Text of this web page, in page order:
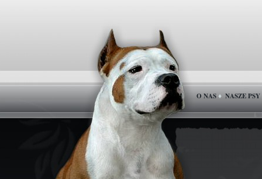
O NAS ♦ NASZE PSY